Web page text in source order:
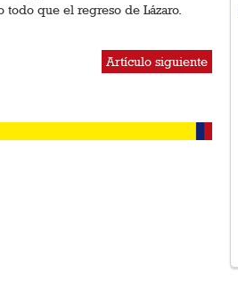
todo que el regreso de Lázaro.
Artículo siguiente